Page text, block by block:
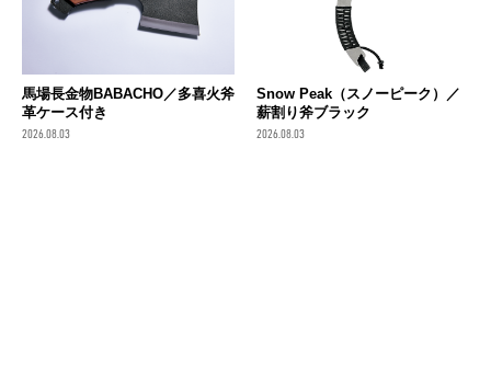
馬場長金物BABACHO／多喜火斧
革ケース付き
2026.08.03
Snow Peak（スノーピーク）／
薪割り斧ブラック
2026.08.03